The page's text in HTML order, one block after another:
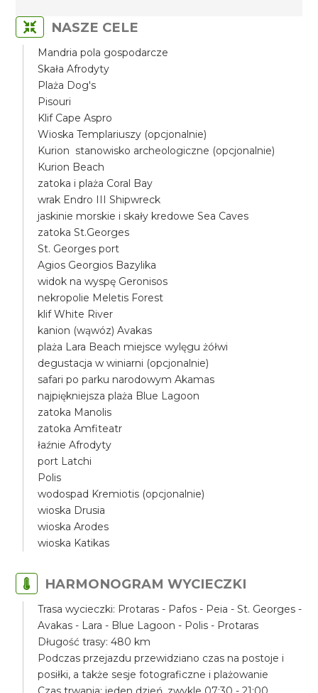
NASZE CELE
Mandria pola gospodarcze
Skała Afrodyty
Plaża Dog's
Pisouri
Klif Cape Aspro
Wioska Templariuszy (opcjonalnie)
Kurion stanowisko archeologiczne (opcjonalnie)
Kurion Beach
zatoka i plaża Coral Bay
wrak Endro III Shipwreck
jaskinie morskie i skały kredowe Sea Caves
zatoka St.Georges
St. Georges port
Agios Georgios Bazylika
widok na wyspę Geronisos
nekropolie Meletis Forest
klif White River
kanion (wąwóz) Avakas
plaża Lara Beach miejsce wylęgu żółwi
degustacja w winiarni (opcjonalnie)
safari po parku narodowym Akamas
najpiękniejsza plaża Blue Lagoon
zatoka Manolis
zatoka Amfiteatr
łaźnie Afrodyty
port Latchi
Polis
wodospad Kremiotis (opcjonalnie)
wioska Drusia
wioska Arodes
wioska Katikas
HARMONOGRAM WYCIECZKI
Trasa wycieczki: Protaras - Pafos - Peia - St. Georges -
Avakas - Lara - Blue Lagoon - Polis - Protaras
Długość trasy: 480 km
Podczas przejazdu przewidziano czas na postoje i
posiłki, a także sesje fotograficzne i plażowanie